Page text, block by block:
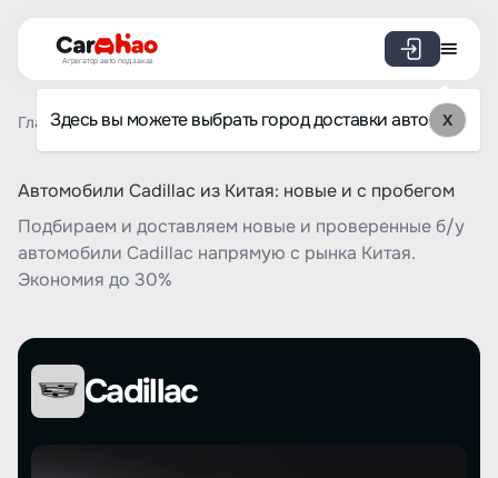
Агрегатор авто под заказ
Здесь вы можете выбрать город доставки авто X
Главная Список брендов Cadillac
Автомобили Cadillac из Китая: новые и с пробегом
Подбираем и доставляем новые и проверенные б/у
автомобили Cadillac напрямую с рынка Китая.
Экономия до 30%
Cadillac